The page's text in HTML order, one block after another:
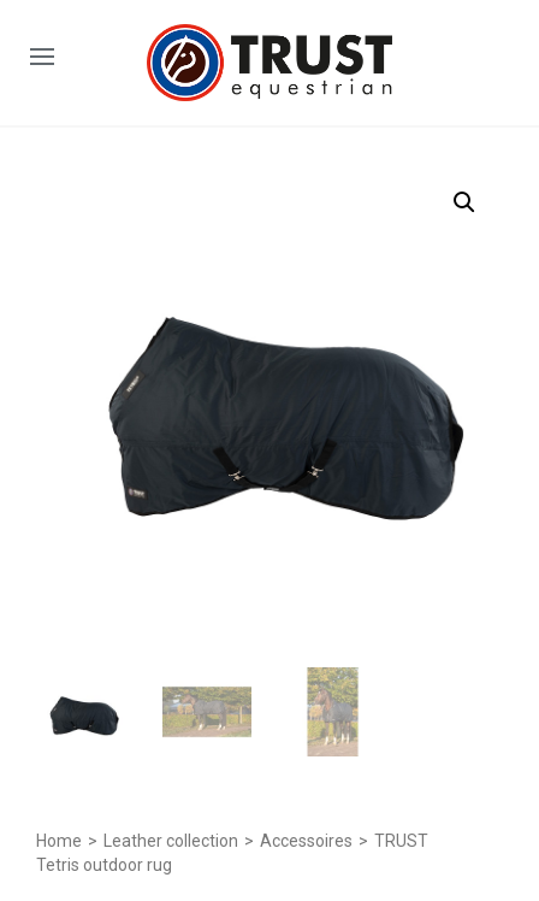
Home > Leather collection > Accessoires > TRUST
Tetris outdoor rug